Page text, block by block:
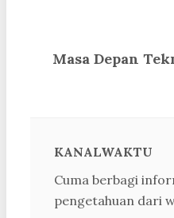
Masa Depan
KANALWAKTU
Cuma berbagi
pengetahuan dari